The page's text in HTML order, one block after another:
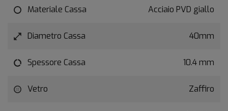
Materiale Cassa Acciaio PVD giallo
Diametro Cassa 40mm
Spessore Cassa 10.4 mm
Vetro Zaffiro